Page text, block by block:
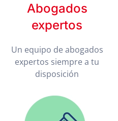
Abogados
expertos
Un equipo de abogados
expertos siempre a tu
disposición